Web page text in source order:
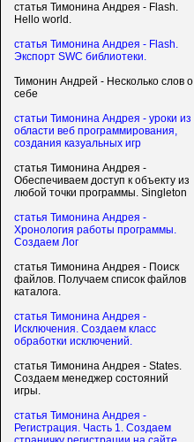
статья Тимонина Андрея - Flash.
Hello world.
статья Тимонина Андрея - Flash.
Экспорт SWC библиотеки.
Тимонин Андрей - Несколько слов о
себе
статьи Тимонина Андрея - уроки из
области веб программирования,
создания казуальных игр
статья Тимонина Андрея -
Обеспечиваем доступ к объекту из
любой точки программы. Singleton
статья Тимонина Андрея -
Хронология работы программы.
Создаем Лог
статья Тимонина Андрея - Поиск
файлов. Получаем список файлов
каталога.
статья Тимонина Андрея -
Исключения. Создаем класс
обработки исключений.
статья Тимонина Андрея - States.
Создаем менеджер состояний
игры.
статья Тимонина Андрея -
Регистрация. Часть 1. Создаем